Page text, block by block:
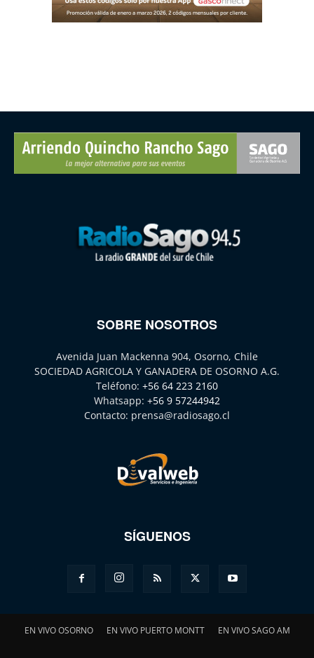
SOBRE NOSOTROS
Avenida Juan Mackenna 904, Osorno, Chile
SOCIEDAD AGRICOLA Y GANADERA DE OSORNO A.G.
Teléfono: +56 64 223 2160
Whatsapp: +56 9 57244942
Contacto: prensa@radiosago.cl
SÍGUENOS
EN VIVO OSORNO EN VIVO PUERTO MONTT EN VIVO SAGO AM